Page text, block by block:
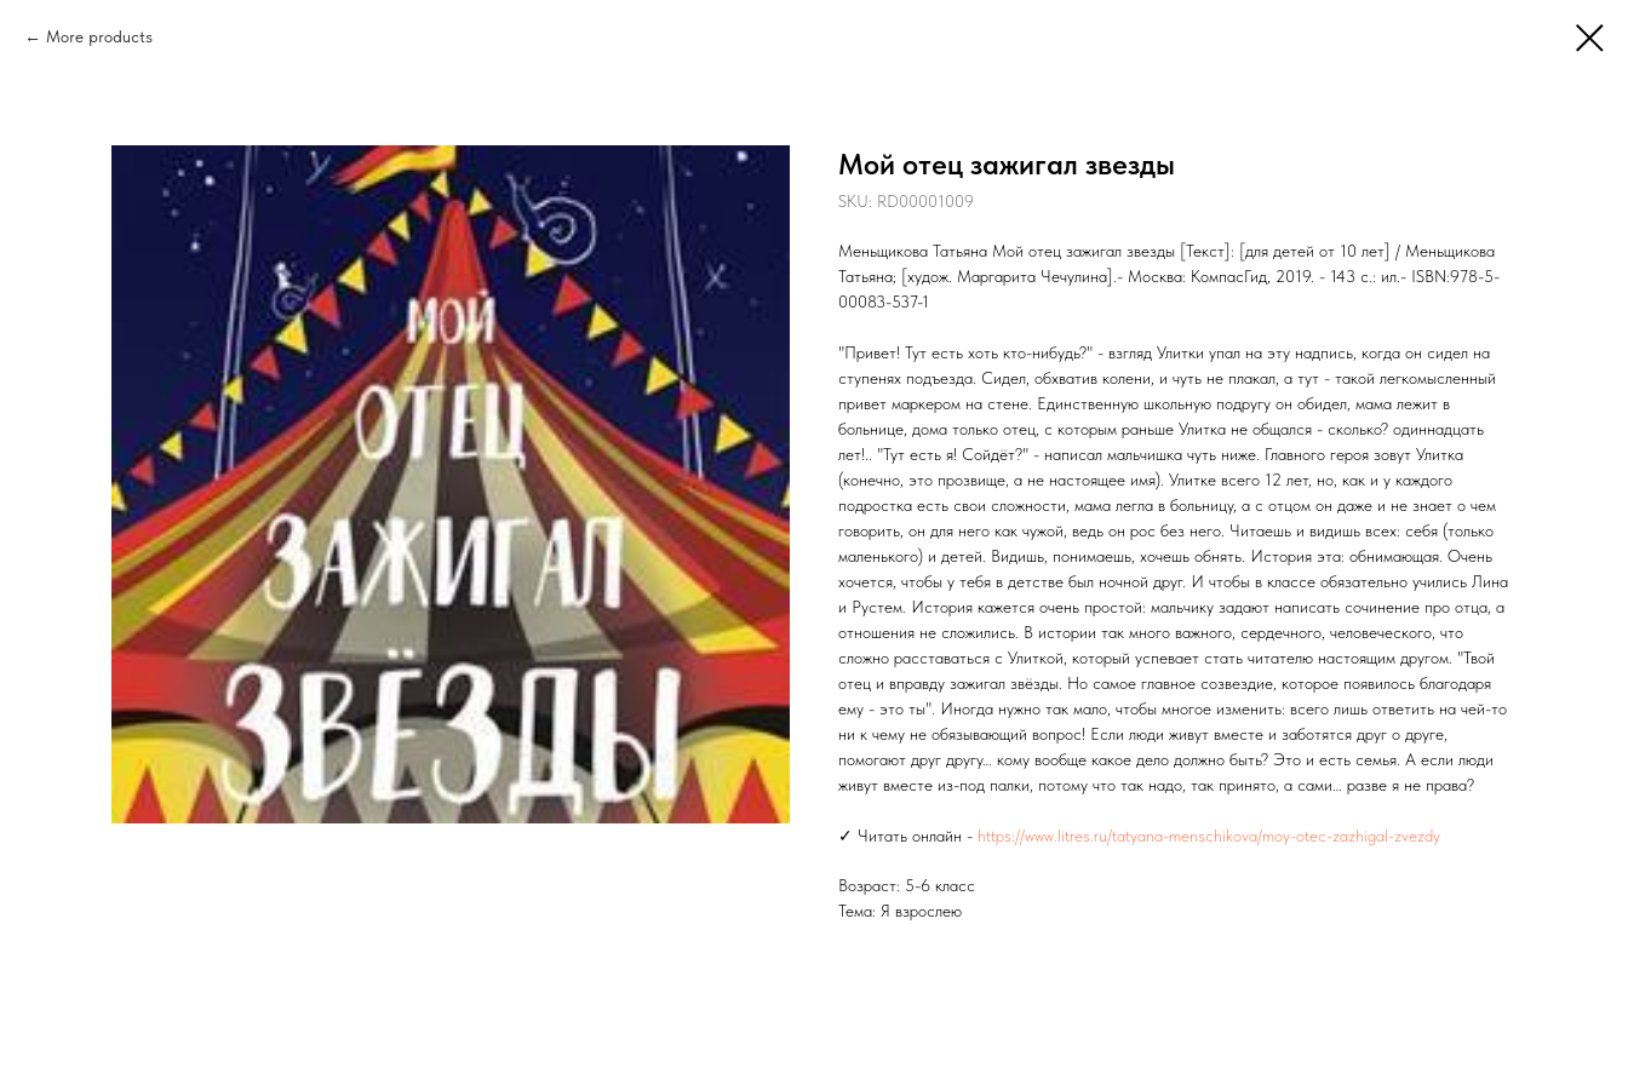
More products
Мой отец зажигал звезды
SKU: RD00001009
Меньщикова Татьяна Мой отец зажигал звезды [Текст]: [для детей от 10 лет] / Меньщикова
Татьяна; [худож. Маргарита Чечулина].- Москва: КомпасГид, 2019. - 143 с.: ил.- ISBN:978-5-
00083-537-1
"Привет! Тут есть хоть кто-нибудь?" - взгляд Улитки упал на эту надпись, когда он сидел на
ступенях подъезда. Сидел, обхватив колени, и чуть не плакал, а тут - такой легкомысленный
привет маркером на стене. Единственную школьную подругу он обидел, мама лежит в
больнице, дома только отец, с которым раньше Улитка не общался - сколько? одиннадцать
лет!.. "Тут есть я! Сойдёт?" - написал мальчишка чуть ниже. Главного героя зовут Улитка
(конечно, это прозвище, а не настоящее имя). Улитке всего 12 лет, но, как и у каждого
подростка есть свои сложности, мама легла в больницу, а с отцом он даже и не знает о чем
говорить, он для него как чужой, ведь он рос без него. Читаешь и видишь всех: себя (только
маленького) и детей. Видишь, понимаешь, хочешь обнять. История эта: обнимающая. Очень
хочется, чтобы у тебя в детстве был ночной друг. И чтобы в классе обязательно учились Лина
и Рустем. История кажется очень простой: мальчику задают написать сочинение про отца, а
отношения не сложились. В истории так много важного, сердечного, человеческого, что
сложно расставаться с Улиткой, который успевает стать читателю настоящим другом. "Твой
отец и вправду зажигал звёзды. Но самое главное созвездие, которое появилось благодаря
ему - это ты". Иногда нужно так мало, чтобы многое изменить: всего лишь ответить на чей-то
ни к чему не обязывающий вопрос! Если люди живут вместе и заботятся друг о друге,
помогают друг другу… кому вообще какое дело должно быть? Это и есть семья. А если люди
живут вместе из-под палки, потому что так надо, так принято, а сами… разве я не права?
✓ Читать онлайн - https://www.litres.ru/tatyana-menschikova/moy-otec-zazhigal-zvezdy
Возраст: 5-6 класс
Тема: Я взрослею